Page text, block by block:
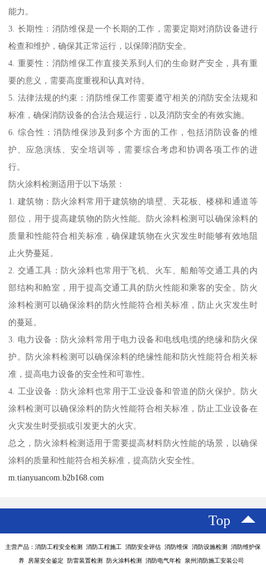
能力。
3. 长期性：消防维保是一个长期的工作，需要定期对消防设备进行
检查和维护，确保其正常运行，以保障消防安全。
4. 重要性：消防维保工作直接关系到人们的生命财产安全，具有重
要的意义，需要高度重视和认真对待。
5. 法律法规的约束：消防维保工作需要遵守相关的消防安全法规和
标准，确保消防设备的合法合规运行，以及消防安全的有效实施。
6. 综合性：消防维保涉及到多个方面的工作，包括消防设备的维
护、应急演练、安全培训等，需要综合考虑和协调各项工作的进
行。
防火涂料检测适用于以下场景：
1. 建筑物：防火涂料常用于建筑物的墙壁、天花板、楼梯和通道等
部位，用于提高建筑物的防火性能。防火涂料检测可以确保涂料的
质量和性能符合相关标准，确保建筑物在火灾发生时能够有效地阻
止火势蔓延。
2. 交通工具：防火涂料也常用于飞机、火车、船舶等交通工具的内
部结构和舱室，用于提高交通工具的防火性能和乘客的安全。防火
涂料检测可以确保涂料的防火性能符合相关标准，防止火灾发生时
的蔓延。
3. 电力设备：防火涂料常用于电力设备和电线电缆的绝缘和防火保
护。防火涂料检测可以确保涂料的绝缘性能和防火性能符合相关标
准，提高电力设备的安全性和可靠性。
4. 工业设备：防火涂料也常用于工业设备和管道的防火保护。防火
涂料检测可以确保涂料的防火性能符合相关标准，防止工业设备在
火灾发生时受损或引发更大的火灾。
总之，防火涂料检测适用于需要提高材料防火性能的场景，以确保
涂料的质量和性能符合相关标准，提高防火安全性。
m.tianyuancom.b2b168.com
Top
主营产品：消防工程安全检测 消防工程施工 消防安全评估 消防维保 消防设施检测 消防维护保
养 房屋安全鉴定 防雷装置检测 防火涂料检测 消防电气年检 泉州消防施工安装公司